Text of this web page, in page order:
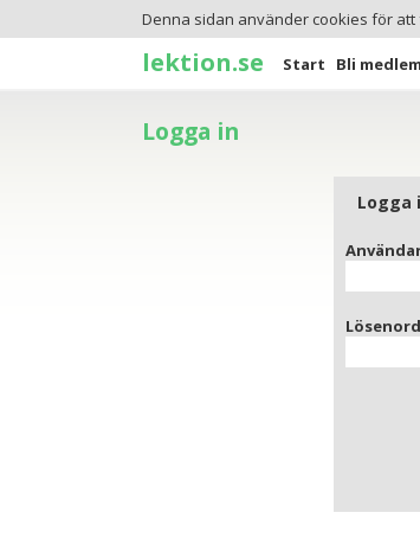
Denna sidan använder cookies för
lektion.se Start Bli medlem
Logga in
Logga
Lösenord